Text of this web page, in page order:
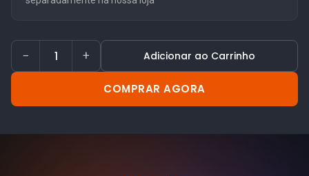
− + Adicionar ao Carrinho
COMPRAR AGORA